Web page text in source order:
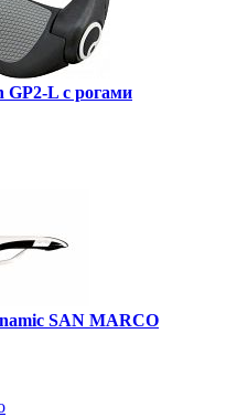
L с рогами
SAN MARCO